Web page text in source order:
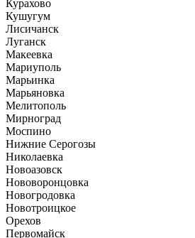
Курахово
Кушугум
Лисичанск
Луганск
Макеевка
Мариуполь
Марьинка
Марьяновка
Мелитополь
Мирноград
Моспино
Нижние Серогозы
Николаевка
Новоазовск
Нововоронцовка
Новогродовка
Новотроицкое
Орехов
Первомайск